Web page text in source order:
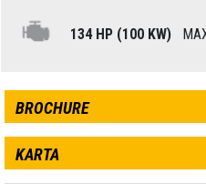
134 HP (100 KW)
BROCHURE
KARTA